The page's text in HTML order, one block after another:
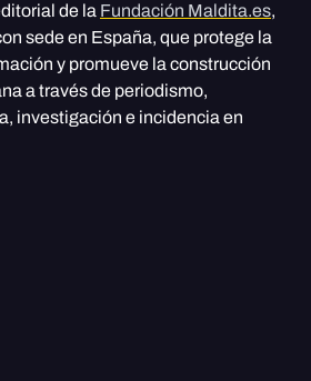
de la Fundación Maldita.es,
sede en España, que protege la
y promueve la construcción
a través de periodismo,
investigación e incidencia en